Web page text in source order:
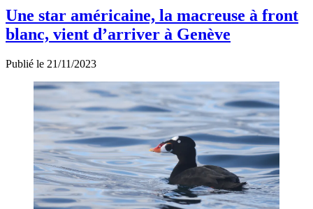
Une star américaine, la macreuse à front
blanc, vient d’arriver à Genève
Publié le 21/11/2023